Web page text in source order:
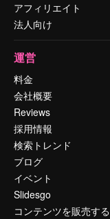
アフィリエイト
法人向け
運営
料金
会社概要
Reviews
採用情報
検索トレンド
ブログ
イベント
Slidesgo
コンテンツを販売する